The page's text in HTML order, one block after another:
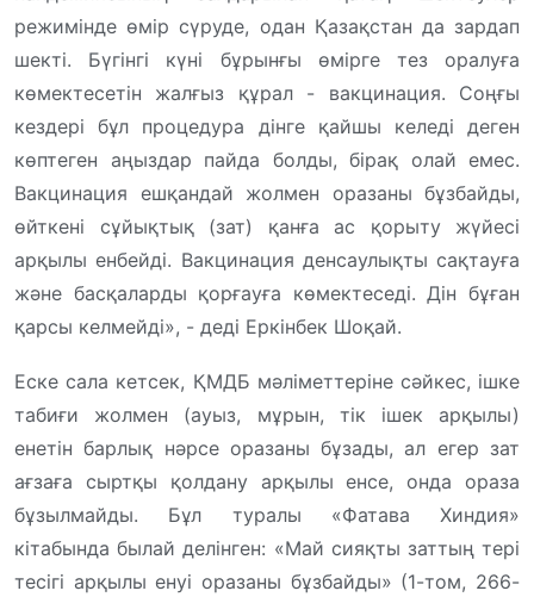
режимінде өмір сүруде, одан Қазақстан да зардап
шекті. Бүгінгі күні бұрынғы өмірге тез оралуға
көмектесетін жалғыз құрал - вакцинация. Соңғы
кездері бұл процедура дінге қайшы келеді деген
көптеген аңыздар пайда болды, бірақ олай емес.
Вакцинация ешқандай жолмен оразаны бұзбайды,
өйткені сұйықтық (зат) қанға ас қорыту жүйесі
арқылы енбейді. Вакцинация денсаулықты сақтауға
және басқаларды қорғауға көмектеседі. Дін бұған
қарсы келмейді», - деді Еркінбек Шоқай.
Еске сала кетсек, ҚМДБ мәліметтеріне сәйкес, ішке
табиғи жолмен (ауыз, мұрын, тік ішек арқылы)
енетін барлық нәрсе оразаны бұзады, ал егер зат
ағзаға сыртқы қолдану арқылы енсе, онда ораза
бұзылмайды. Бұл туралы «Фатава Хиндия»
кітабында былай делінген: «Май сияқты заттың тері
тесігі арқылы енуі оразаны бұзбайды» (1-том, 266-